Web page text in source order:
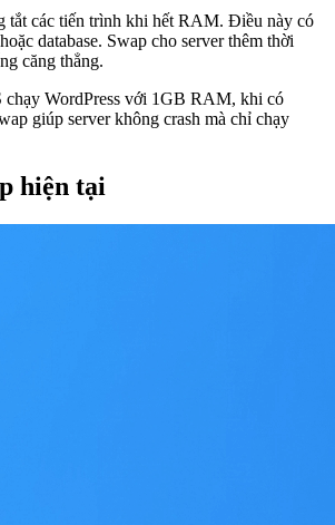
tắt các tiến trình khi hết RAM. Điều này có
database. Swap cho server thêm thời
căng thẳng.
WordPress với 1GB RAM, khi có
giúp server không crash mà chỉ chạy
hiện tại